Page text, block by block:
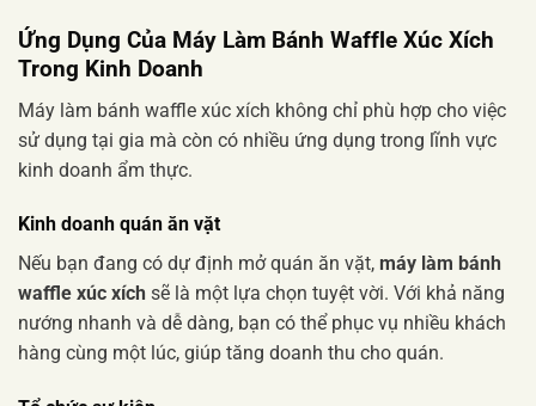
Ứng Dụng Của Máy Làm Bánh Waffle Xúc Xích
Trong Kinh Doanh
Máy làm bánh waffle xúc xích không chỉ phù hợp cho việc
sử dụng tại gia mà còn có nhiều ứng dụng trong lĩnh vực
kinh doanh ẩm thực.
Kinh doanh quán ăn vặt
Nếu bạn đang có dự định mở quán ăn vặt, máy làm bánh
waffle xúc xích sẽ là một lựa chọn tuyệt vời. Với khả năng
nướng nhanh và dễ dàng, bạn có thể phục vụ nhiều khách
hàng cùng một lúc, giúp tăng doanh thu cho quán.